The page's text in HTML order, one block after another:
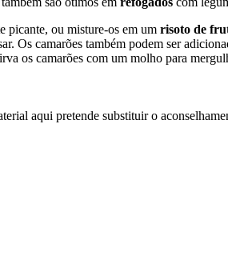
picante, ou misture-os em um risoto de
Os camarões também podem ser
os camarões com um molho para
aqui pretende substituir o